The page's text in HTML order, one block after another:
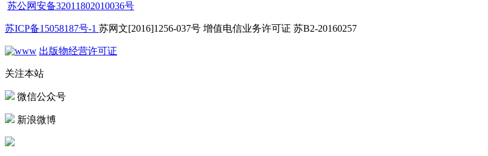
苏公网安备32011802010036号
苏ICP备15058187号-1 苏网文[2016]1256-037号 增值电信业务许可证 苏B2-20160257
出版物经营许可证
关注本站
微信公众号
新浪微博